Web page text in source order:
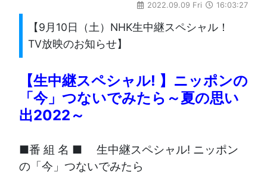
2022.09.09 Fri 16:03:27
【9月10日（土）NHK生中継スペシャル！
TV放映のお知らせ】
【生中継スペシャル! 】 ニッポンの
「今」つないでみたら～夏の思い
出2022～
■番 組 名 ■ 生中継スペシャル! ニッポン
の「今」つないでみたら